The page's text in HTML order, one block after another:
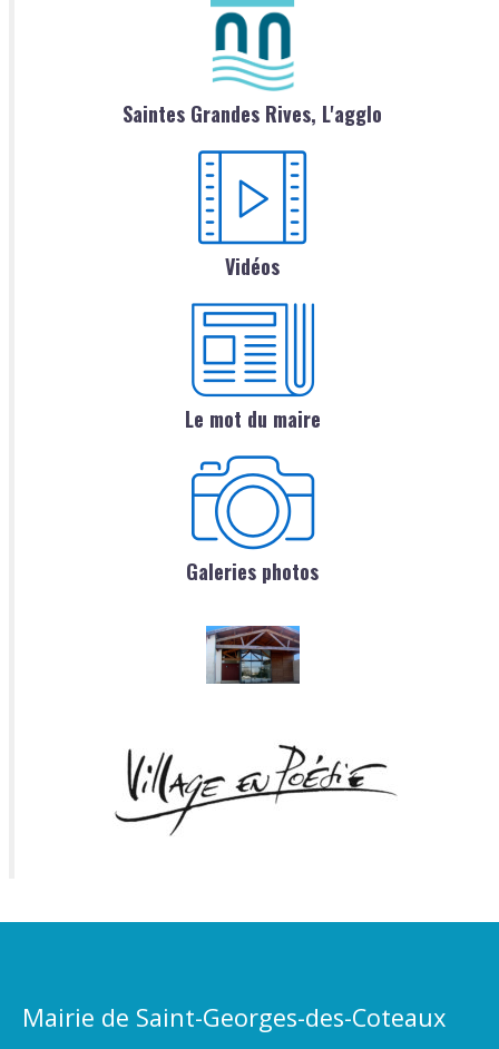
Saintes Grandes Rives, L'agglo
Vidéos
Le mot du maire
Galeries photos
Mairie de Saint-Georges-des-Coteaux